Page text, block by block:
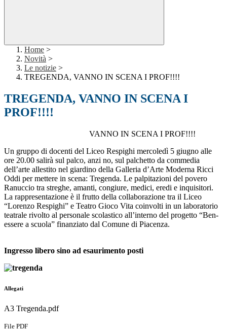
Home >
Novità >
Le notizie >
TREGENDA, VANNO IN SCENA I PROF!!!!
TREGENDA, VANNO IN SCENA I
PROF!!!!
VANNO IN SCENA I PROF!!!!
Un gruppo di docenti del Liceo Respighi mercoledì 5 giugno alle
ore 20.00 salirà sul palco, anzi no, sul palchetto da commedia
dell’arte allestito nel giardino della Galleria d’Arte Moderna Ricci
Oddi per mettere in scena: Tregenda. Le palpitazioni del povero
Ranuccio tra streghe, amanti, congiure, medici, eredi e inquisitori.
La rappresentazione è il frutto della collaborazione tra il Liceo
“Lorenzo Respighi” e Teatro Gioco Vita coinvolti in un laboratorio
teatrale rivolto al personale scolastico all’interno del progetto “Ben-
essere a scuola” finanziato dal Comune di Piacenza.
Ingresso libero sino ad esaurimento posti
Allegati
A3 Tregenda.pdf
File PDF